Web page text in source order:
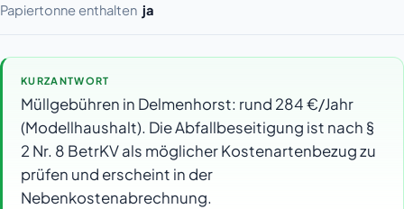
Papiertonne enthalten ja
KURZANTWORT
Müllgebühren in Delmenhorst: rund 284 €/Jahr
(Modellhaushalt). Die Abfallbeseitigung ist nach §
2 Nr. 8 BetrKV als möglicher Kostenartenbezug zu
prüfen und erscheint in der
Nebenkostenabrechnung.